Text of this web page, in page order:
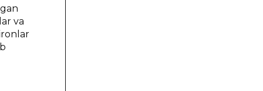
va